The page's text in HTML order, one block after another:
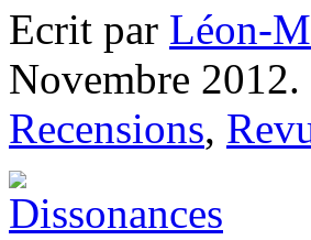
Ecrit par Léon-
Novembre 2012.
Recensions,